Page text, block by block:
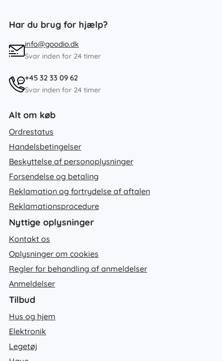
Har du brug for hjælp?
info@goodio.dk
Svar inden for 24 timer
+45 32 33 09 62
Svar inden for 24 timer
Alt om køb
Ordrestatus
Handelsbetingelser
Beskyttelse af personoplysninger
Forsendelse og betaling
Reklamation og fortrydelse af aftalen
Reklamationsprocedure
Nyttige oplysninger
Kontakt os
Oplysninger om cookies
Regler for behandling af anmeldelser
Anmeldelser
Tilbud
Hus og hjem
Elektronik
Legetøj